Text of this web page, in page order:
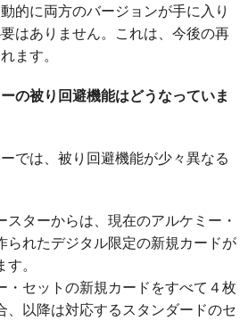
的に両方のバージョンが手に入り
はありません。これは、今後の再
ます。
の被り回避機能はどうなっていま
では、被り回避機能が少々異なる
スターからは、現在のアルケミー・
られたデジタル限定の新規カードが
。
・セットの新規カードをすべて４枚
、以降は対応するスタンダードのセ